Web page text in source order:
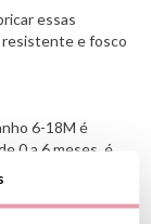
essas
resistente e fosco
6-18M é
0 a 6 meses, é
(a parte mais
semanas, pois a